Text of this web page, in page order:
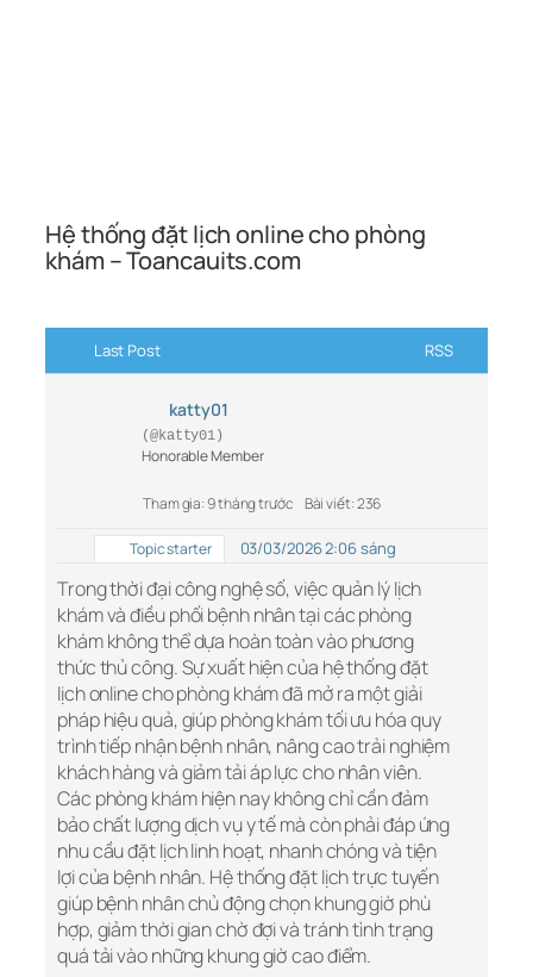
Hệ thống đặt lịch online cho phòng
khám – Toancauits.com
Last Post RSS
katty01
(@katty01)
Honorable Member
Tham gia: 9 tháng trước Bài viết: 236
Topic starter 03/03/2026 2:06 sáng
Trong thời đại công nghệ số, việc quản lý lịch
khám và điều phối bệnh nhân tại các phòng
khám không thể dựa hoàn toàn vào phương
thức thủ công. Sự xuất hiện của hệ thống đặt
lịch online cho phòng khám đã mở ra một giải
pháp hiệu quả, giúp phòng khám tối ưu hóa quy
trình tiếp nhận bệnh nhân, nâng cao trải nghiệm
khách hàng và giảm tải áp lực cho nhân viên.
Các phòng khám hiện nay không chỉ cần đảm
bảo chất lượng dịch vụ y tế mà còn phải đáp ứng
nhu cầu đặt lịch linh hoạt, nhanh chóng và tiện
lợi của bệnh nhân. Hệ thống đặt lịch trực tuyến
giúp bệnh nhân chủ động chọn khung giờ phù
hợp, giảm thời gian chờ đợi và tránh tình trạng
quá tải vào những khung giờ cao điểm.